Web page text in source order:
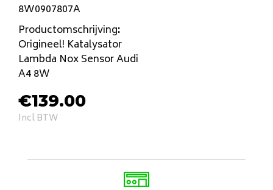
8W0907807A
Productomschrijving:
Origineel! Katalysator
Lambda Nox Sensor Audi
A4 8W
€139.00
Incl BTW